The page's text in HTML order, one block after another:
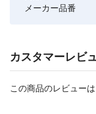
メーカー品番
カスタマーレビ
この商品のレビューは